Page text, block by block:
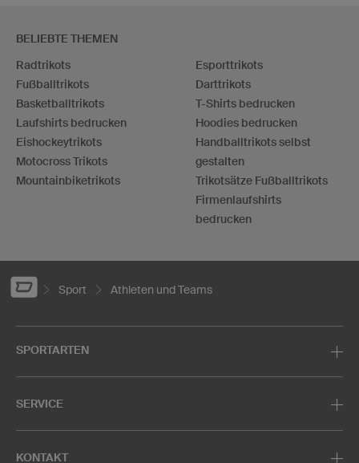
BELIEBTE THEMEN
Radtrikots
Fußballtrikots
Basketballtrikots
Laufshirts bedrucken
Eishockeytrikots
Motocross Trikots
Mountainbiketrikots
Esporttrikots
Darttrikots
T-Shirts bedrucken
Hoodies bedrucken
Handballtrikots selbst
gestalten
Trikotsätze Fußballtrikots
Firmenlaufshirts
bedrucken
Sport Athleten und Teams
SPORTARTEN
SERVICE
KONTAKT